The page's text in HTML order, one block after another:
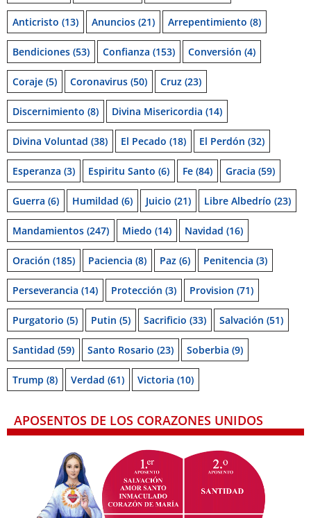
Anticristo (13) Anuncios (21) Arrepentimiento (8)
Bendiciones (53) Confianza (153) Conversión (4)
Coraje (5) Coronavirus (50) Cruz (23)
Discernimiento (8) Divina Misericordia (14)
Divina Voluntad (38) El Pecado (18) El Perdón (32)
Esperanza (3) Espiritu Santo (6) Fe (84) Gracia (59)
Guerra (6) Humildad (6) Juicio (21) Libre Albedrío (23)
Mandamientos (247) Miedo (14) Navidad (16)
Oración (185) Paciencia (8) Paz (6) Penitencia (3)
Perseverancia (14) Protección (3) Provision (71)
Purgatorio (5) Putin (5) Sacrificio (33) Salvación (51)
Santidad (59) Santo Rosario (23) Soberbia (9)
Trump (8) Verdad (61) Victoria (10)
APOSENTOS DE LOS CORAZONES UNIDOS